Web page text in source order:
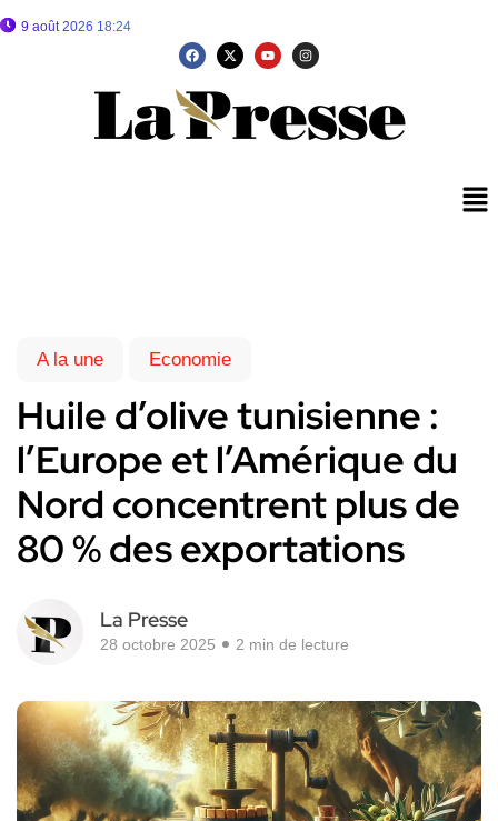
9 août 2026 18:24
A la une Economie
Huile d’olive tunisienne :
l’Europe et l’Amérique du
Nord concentrent plus de
80 % des exportations
La Presse
28 octobre 2025 2 min de lecture